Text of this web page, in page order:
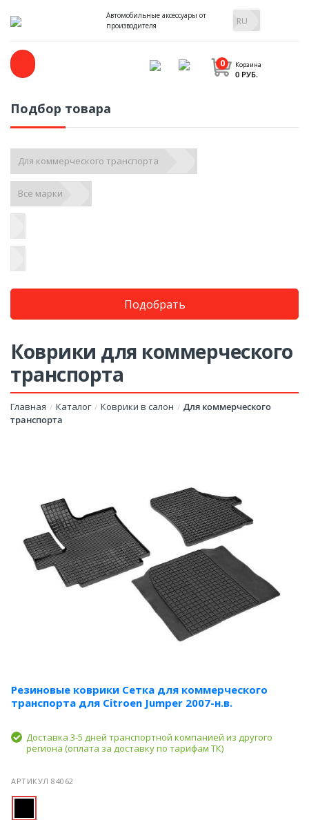
Автомобильные аксессуары от
производителя
Корзина
0
0 РУБ.
Подбор товара
Подобрать
Коврики для коммерческого
транспорта
Главная / Каталог / Коврики в салон / Для коммерческого
транспорта
Резиновые коврики Сетка для коммерческого
транспорта для Citroen Jumper 2007-н.в.
Доставка 3-5 дней транспортной компанией из другого
региона (оплата за доставку по тарифам ТК)
АРТИКУЛ 84062